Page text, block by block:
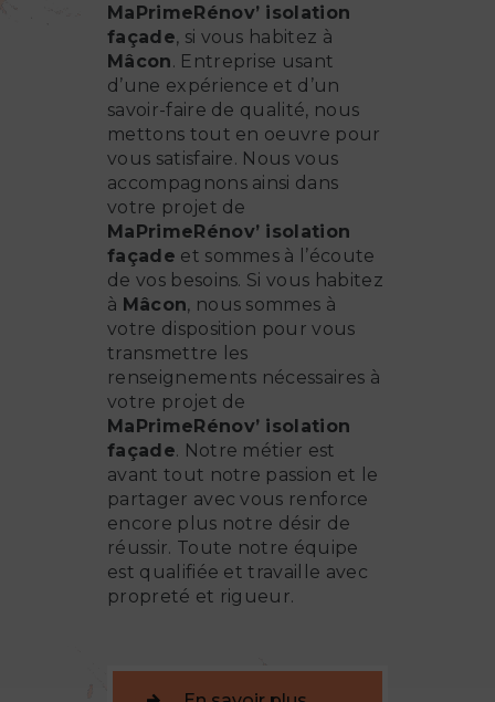
MaPrimeRénov’ isolation
façade, si vous habitez à
Mâcon. Entreprise usant
d’une expérience et d’un
savoir-faire de qualité, nous
mettons tout en oeuvre pour
vous satisfaire. Nous vous
accompagnons ainsi dans
votre projet de
MaPrimeRénov’ isolation
façade et sommes à l’écoute
de vos besoins. Si vous habitez
à Mâcon, nous sommes à
votre disposition pour vous
transmettre les
renseignements nécessaires à
votre projet de
MaPrimeRénov’ isolation
façade. Notre métier est
avant tout notre passion et le
partager avec vous renforce
encore plus notre désir de
réussir. Toute notre équipe
est qualifiée et travaille avec
propreté et rigueur.